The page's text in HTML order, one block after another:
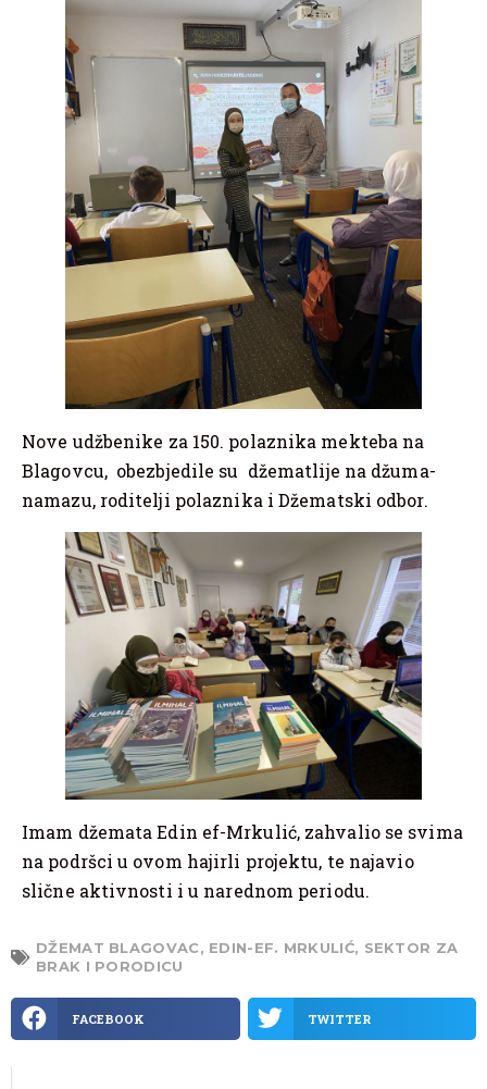
Nove udžbenike za 150. polaznika mekteba na
Blagovcu, obezbjedile su džematlije na džuma-
namazu, roditelji polaznika i Džematski odbor.
Imam džemata Edin ef-Mrkulić, zahvalio se svima
na podršci u ovom hajirli projektu, te najavio
slične aktivnosti i u narednom periodu.
DŽEMAT BLAGOVAC, EDIN-EF. MRKULIĆ, SEKTOR ZA
BRAK I PORODICU
FACEBOOK TWITTER